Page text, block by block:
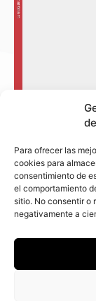
Para ofrecer las
cookies para
consentimiento de
el comportamiento
sitio. No consentir o
negativamente a
+ Fleet
Contacto
Staff
La